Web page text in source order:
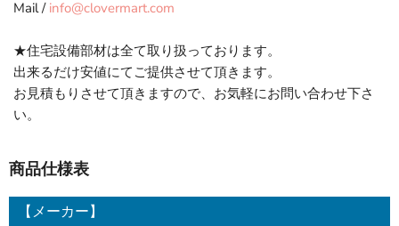
Mail / info@clovermart.com
★住宅設備部材は全て取り扱っております。
出来るだけ安値にてご提供させて頂きます。
お見積もりさせて頂きますので、お気軽にお問い合わせ下さ
い。
商品仕様表
【メーカー】